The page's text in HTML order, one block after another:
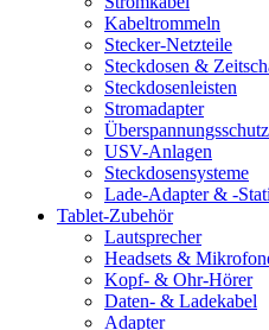
Kabeltrommeln
Stecker-Netzteile
Steckdosen &
Steckdosenleisten
Stromadapter
USV-Anlagen
Steckdosensysteme
Lade-Adapter & -
Tablet-Zubehör
Lautsprecher
Headsets &
Kopf- & Ohr-Hörer
Daten- & Ladekabel
Adapter